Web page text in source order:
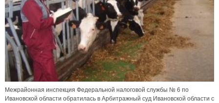
Межрайонная инспекция Федеральной налоговой службы № 6 по
Ивановской области обратилась в Арбитражный суд Ивановской области с